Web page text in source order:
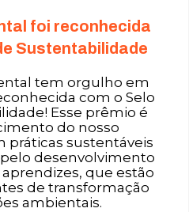
foi reconhecida
Sustentabilidade
tem orgulho em
com o Selo
Esse prêmio é
do nosso
práticas sustentáveis
desenvolvimento
que estão
de transformação
ambientais.